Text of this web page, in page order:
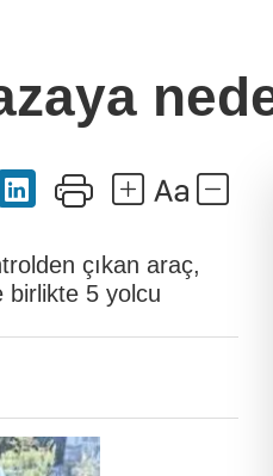
çıkan araç,
birlikte 5 yolcu